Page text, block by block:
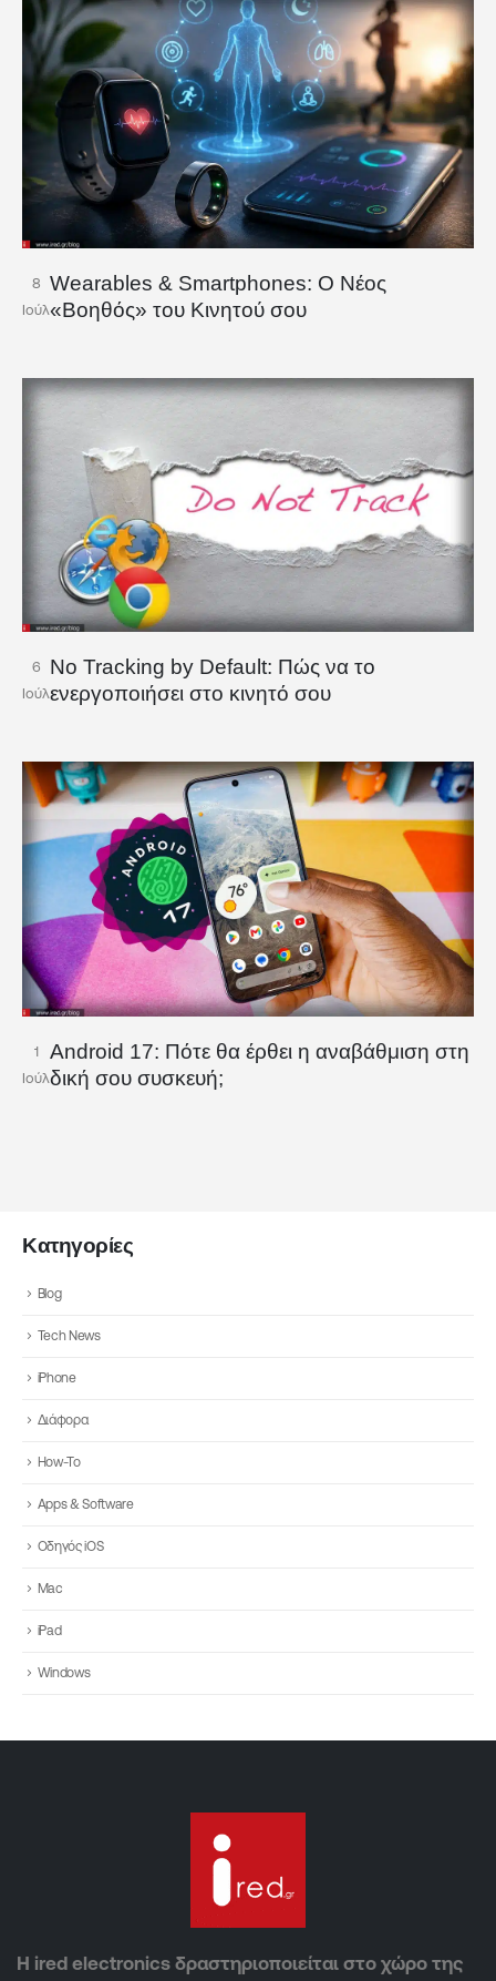
8
Ιούλ
Wearables & Smartphones: Ο Νέος
«Βοηθός» του Κινητού σου
6
Ιούλ
No Tracking by Default: Πώς να το
ενεργοποιήσει στο κινητό σου
1
Ιούλ
Android 17: Πότε θα έρθει η αναβάθμιση στη
δική σου συσκευή;
Κατηγορίες
Blog
Tech News
iPhone
Διάφορα
How-To
Apps & Software
Οδηγός iOS
Mac
iPad
Windows
Η ired electronics δραστηριοποιείται στο χώρο της